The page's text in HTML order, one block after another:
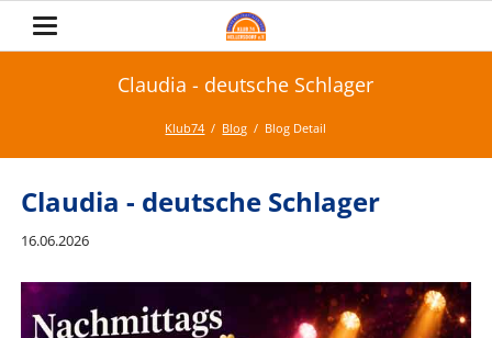
Claudia - deutsche Schlager
Klub74 Blog Blog Detail
Claudia - deutsche Schlager
16.06.2026